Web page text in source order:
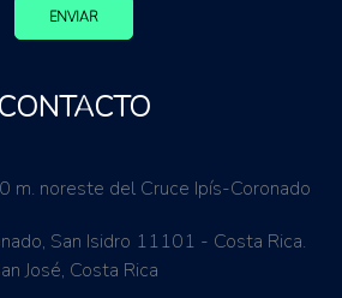
ENVIAR
CONTACTO
m. noreste del Cruce Ipís-Coronado
San Isidro 11101 - Costa Rica.
José, Costa Rica